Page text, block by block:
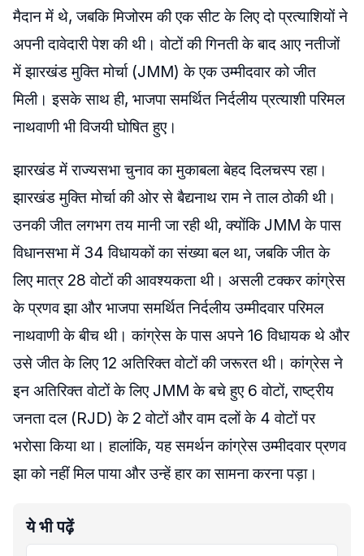
मैदान में थे, जबकि मिजोरम की एक सीट के लिए दो प्रत्याशियों ने
अपनी दावेदारी पेश की थी। वोटों की गिनती के बाद आए नतीजों
में झारखंड मुक्ति मोर्चा (JMM) के एक उम्मीदवार को जीत
मिली। इसके साथ ही, भाजपा समर्थित निर्दलीय प्रत्याशी परिमल
नाथवाणी भी विजयी घोषित हुए।
झारखंड में राज्यसभा चुनाव का मुकाबला बेहद दिलचस्प रहा।
झारखंड मुक्ति मोर्चा की ओर से बैद्यनाथ राम ने ताल ठोकी थी।
उनकी जीत लगभग तय मानी जा रही थी, क्योंकि JMM के पास
विधानसभा में 34 विधायकों का संख्या बल था, जबकि जीत के
लिए मात्र 28 वोटों की आवश्यकता थी। असली टक्कर कांग्रेस
के प्रणव झा और भाजपा समर्थित निर्दलीय उम्मीदवार परिमल
नाथवाणी के बीच थी। कांग्रेस के पास अपने 16 विधायक थे और
उसे जीत के लिए 12 अतिरिक्त वोटों की जरूरत थी। कांग्रेस ने
इन अतिरिक्त वोटों के लिए JMM के बचे हुए 6 वोटों, राष्ट्रीय
जनता दल (RJD) के 2 वोटों और वाम दलों के 4 वोटों पर
भरोसा किया था। हालांकि, यह समर्थन कांग्रेस उम्मीदवार प्रणव
झा को नहीं मिल पाया और उन्हें हार का सामना करना पड़ा।
ये भी पढ़ें